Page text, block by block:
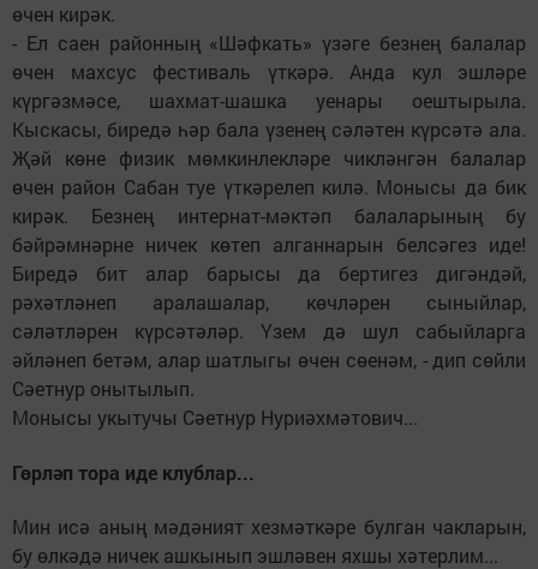
өчен кирәк.
- Ел саен районның «Шәфкать» үзәге безнең балалар
өчен махсус фестиваль үткәрә. Анда кул эшләре
күргәзмәсе, шахмат-шашка уенары оештырыла.
Кыскасы, биредә һәр бала үзенең сәләтен күрсәтә ала.
Җәй көне физик мөмкинлекләре чикләнгән балалар
өчен район Сабан туе үткәрелеп килә. Монысы да бик
кирәк. Безнең интернат-мәктәп балаларының бу
бәйрәмнәрне ничек көтеп алганнарын белсәгез иде!
Биредә бит алар барысы да бертигез дигәндәй,
рәхәтләнеп аралашалар, көчләрен сыныйлар,
сәләтләрен күрсәтәләр. Үзем дә шул сабыйларга
әйләнеп бетәм, алар шатлыгы өчен сөенәм, - дип сөйли
Сәетнур онытылып.
Монысы укытучы Сәетнур Нуриәхмәтович...
Гөрләп тора иде клублар...
Мин исә аның мәдәният хезмәткәре булган чакларын,
бу өлкәдә ничек ашкынып эшләвен яхшы хәтерлим...